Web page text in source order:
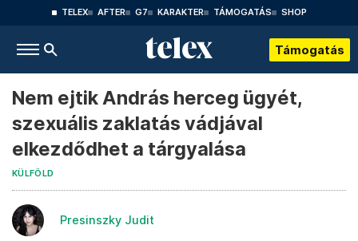
TELEX AFTER G7 KARAKTER TÁMOGATÁS SHOP
Támogatás
Nem ejtik András herceg ügyét,
szexuális zaklatás vádjával
elkezdődhet a tárgyalása
KÜLFÖLD
Presinszky Judit